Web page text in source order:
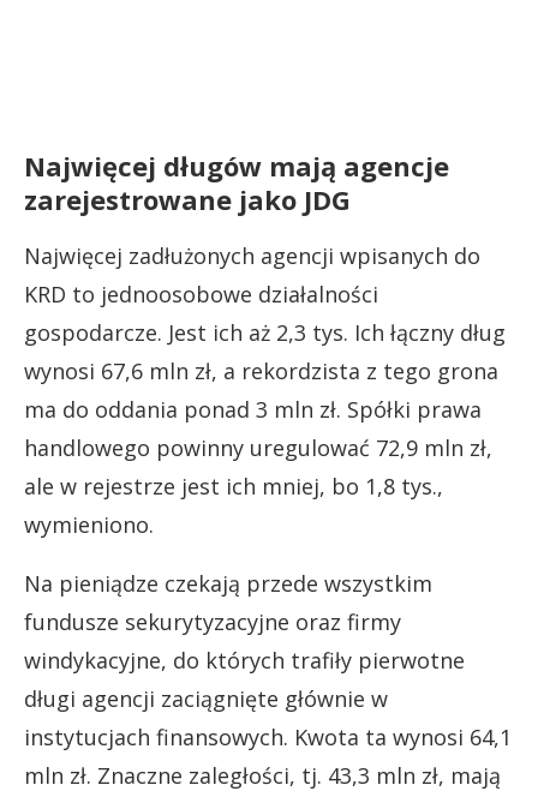
Najwięcej długów mają agencje
zarejestrowane jako JDG
Najwięcej zadłużonych agencji wpisanych do
KRD to jednoosobowe działalności
gospodarcze. Jest ich aż 2,3 tys. Ich łączny dług
wynosi 67,6 mln zł, a rekordzista z tego grona
ma do oddania ponad 3 mln zł. Spółki prawa
handlowego powinny uregulować 72,9 mln zł,
ale w rejestrze jest ich mniej, bo 1,8 tys.,
wymieniono.
Na pieniądze czekają przede wszystkim
fundusze sekurytyzacyjne oraz firmy
windykacyjne, do których trafiły pierwotne
długi agencji zaciągnięte głównie w
instytucjach finansowych. Kwota ta wynosi 64,1
mln zł. Znaczne zaległości, tj. 43,3 mln zł, mają